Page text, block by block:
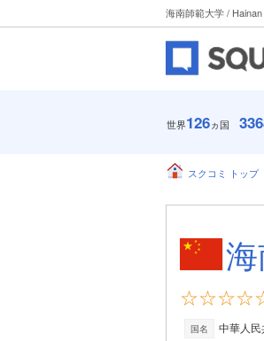
海南師範大学 /
世界126ヵ国
スクコミ トップ
国名 中華人民